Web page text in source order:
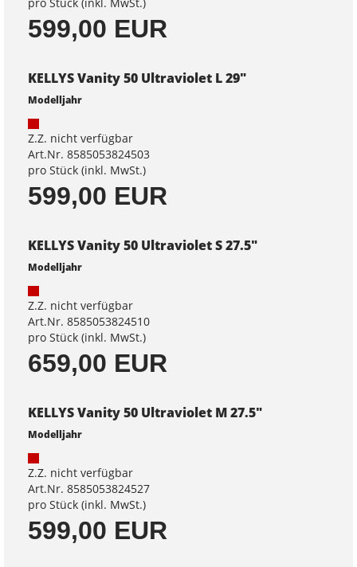
599,00 EUR
KELLYS Vanity 50 Ultraviolet L 29"
Modelljahr
Z.Z. nicht verfügbar
Art.Nr. 8585053824503
pro Stück (inkl. MwSt.)
599,00 EUR
KELLYS Vanity 50 Ultraviolet S 27.5"
Modelljahr
Z.Z. nicht verfügbar
Art.Nr. 8585053824510
pro Stück (inkl. MwSt.)
659,00 EUR
KELLYS Vanity 50 Ultraviolet M 27.5"
Modelljahr
Z.Z. nicht verfügbar
Art.Nr. 8585053824527
pro Stück (inkl. MwSt.)
599,00 EUR